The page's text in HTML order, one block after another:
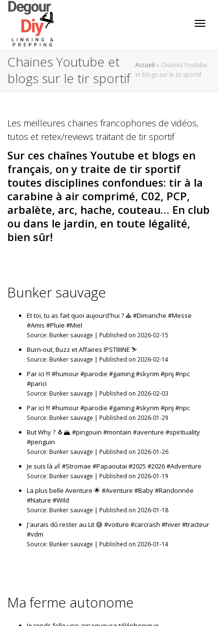
Chaines Youtube et
blogs sur le tir sportif
Accueil » Chaines Youtube
et blogs sur le tir sportif
Les meilleures chaines francophones de vidéos,
tutos et retex/reviews traitant de tir sportif
Sur ces chaînes Youtube et blogs en
français, on y traite de tir sportif
toutes disciplines confondues: tir à la
carabine à air comprimé, C02, PCP,
arbalète, arc, hache, couteau… En club
ou dans le jardin, en toute légalité,
bien sûr!
Bunker sauvage
Et toi, tu as fait quoi aujourd'hui ? ⛪️ #Dimanche #Messe
#Amis #Pluie #Miel
Source: Bunker sauvage Published on 2026-02-15
Burn-out, Buzz et Affaires IPSTIIIINE ⛷️
Source: Bunker sauvage Published on 2026-02-14
Par ici !!! #humour #parodie #gaming #skyrim #pnj #npc
#parici
Source: Bunker sauvage Published on 2026-02-03
Par ici !!! #humour #parodie #gaming #skyrim #pnj #npc
Source: Bunker sauvage Published on 2026-01-29
But Why ? 🐧🏔 #pingouin #montain #aventure #spirituality
#penguin
Source: Bunker sauvage Published on 2026-01-26
Je suis là 👶 #Stromae #Papaoutai #2025 #2026 #Adventure
Source: Bunker sauvage Published on 2026-01-19
La plus belle Aventure 🌟 #Aventure #Baby #Randonnée
#Nature #Wild
Source: Bunker sauvage Published on 2026-01-18
J'aurais dû rester au Lit 😅 #voiture #carcrash #hiver #tracteur
#vdm
Source: Bunker sauvage Published on 2026-01-14
Ma ferme autonome